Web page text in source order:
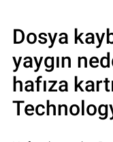
Dosya
yaygın
hafıza